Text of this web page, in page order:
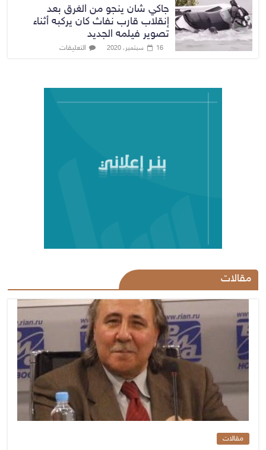
جاكي شان ينجو من الغرق بعد
إنقلاب قارب نفاث كان يركبه أثناء
تصوير فيلمه الجديد
16 سبتمبر، 2020 التعليقات
مقالات
مقالات